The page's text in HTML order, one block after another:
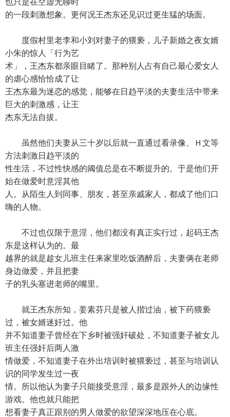
也只是在空虚无聊时
的一段刺激想象。更何况王杰东还见识过更生猛的场面。
度假村里老李和小刘对妻子的猥亵，儿子新婚之夜女婿
小朱的惊人「行为艺
术」，王杰东都亲眼目睹了。那种别人占有自己最心爱女人
的虐心感恰恰成了让
王杰东最为迷恋的感觉，能够在日趋平淡的夫妻生活中带来
巨大的刺激感，让王
杰东无法自拔。
虽然他们夫妻从三十岁以后就一直通过看录像、Ｈ文等
方法刺激日趋平淡的
性生活，不过性快感的阈值总是在不断提升的。于是他们开
始在做爱时意淫其他
人。从陌生人到同事、朋友，甚至亲戚家人，都成了他们口
嗨的人物。
不过也仅限于意淫，他们都没有真正实行过，起码王杰
东是这样认为的。最
越界的就是趁女儿班主任来家里吃饭酒醉后，夫妻俩在老师
身边做爱，并且把妻
子的乳头塞进老师的嘴里。
就王杰东所知，姜素芬只是被人揩过油，被下药猥亵
过，被女婿迷奸过。他
并不知道妻子曾经在下乡时被强奸破处，不知道妻子被女儿
班主任强奸后两人激
情做爱，不知道妻子在外出培训时被猥亵过，甚至与培训认
识的同学发生过一夜
情。所以他认为妻子只能接受意淫，最多是跟外人的边缘性
游戏。他也就只能把
想看妻子真正跟别的男人做爱的欲望深深地压在心底。